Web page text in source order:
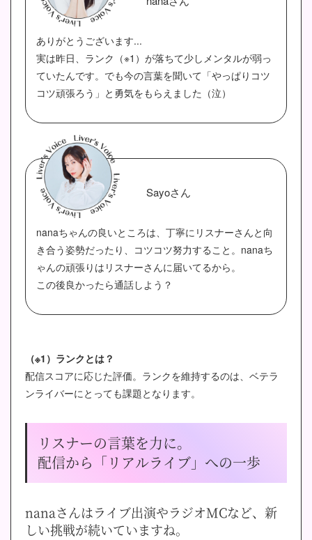
ありがとうございます...
実は昨日、ランク（※1）が落ちて少しメンタルが弱っ
ていたんです。でも今の言葉を聞いて「やっぱりコツ
コツ頑張ろう」と勇気をもらえました（泣）
Sayoさん
nanaちゃんの良いところは、丁寧にリスナーさんと向
き合う姿勢だったり、コツコツ努力すること。nanaち
ゃんの頑張りはリスナーさんに届いてるから。
この後良かったら通話しよう？
（※1）ランクとは？
配信スコアに応じた評価。ランクを維持するのは、ベテラ
ンライバーにとっても課題となります。
リスナーの言葉を力に。
配信から「リアルライブ」への一歩
nanaさんはライブ出演やラジオMCなど、新
しい挑戦が続いていますね。